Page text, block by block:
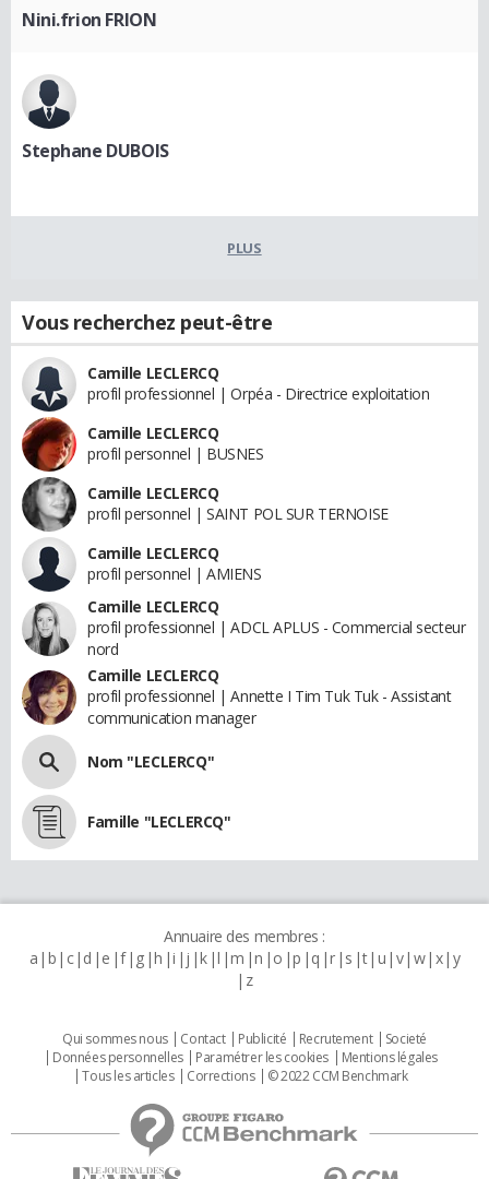
Nini.frion FRION
Stephane DUBOIS
PLUS
Vous recherchez peut-être
Camille LECLERCQ
profil professionnel | Orpéa - Directrice exploitation
Camille LECLERCQ
profil personnel | BUSNES
Camille LECLERCQ
profil personnel | SAINT POL SUR TERNOISE
Camille LECLERCQ
profil personnel | AMIENS
Camille LECLERCQ
profil professionnel | ADCL APLUS - Commercial secteur
nord
Camille LECLERCQ
profil professionnel | Annette I Tim Tuk Tuk - Assistant
communication manager
Nom "LECLERCQ"
Famille "LECLERCQ"
Annuaire des membres :
a b c d e f g h i j k l m n o p q r s t u v w x y
z
Qui sommes nous Contact Publicité Recrutement
Societé
Données personnelles
Paramétrer les cookies
Mentions légales
Tous les articles
Corrections © 2022 CCM Benchmark